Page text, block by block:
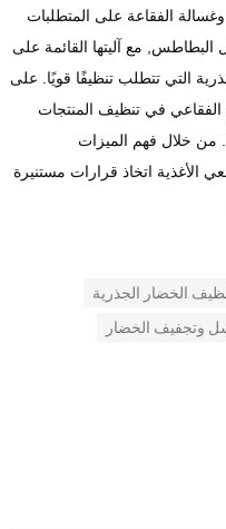
الفقاعة على المتطلبات
البطاطس, مع آليتها القائمة على
التي تتطلب تنظيفًا قويًا. على
في تنظيف المنتجات
من خلال فهم الميزات
الأغذية اتخاذ قرارات مستنيرة
الخضار الجذرية
وتجفيف الخضار